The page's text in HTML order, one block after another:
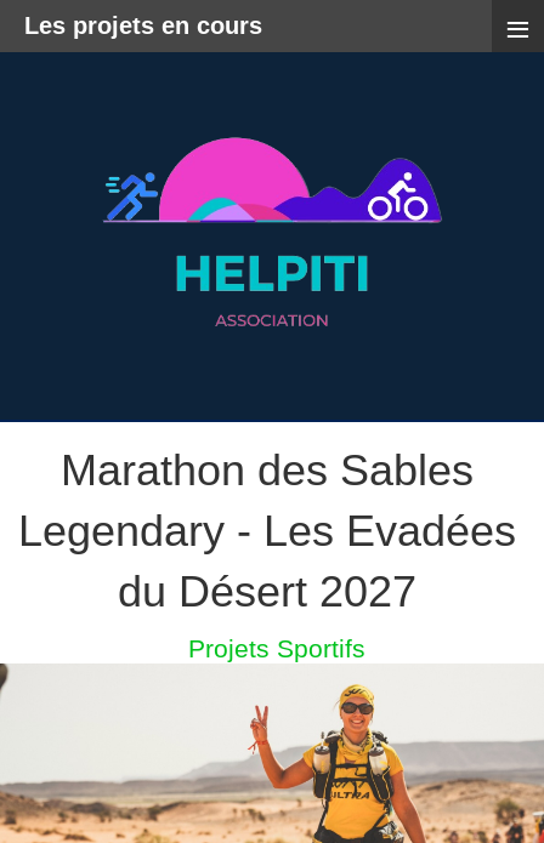
Marathon des Sables
Legendary - Les Evadées
du Désert 2027
Projets Sportifs
Les projets en cours ≡